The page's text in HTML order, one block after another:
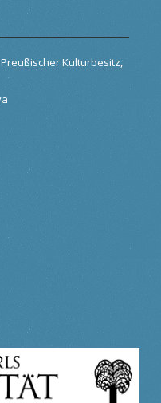
Kulturbesitz,